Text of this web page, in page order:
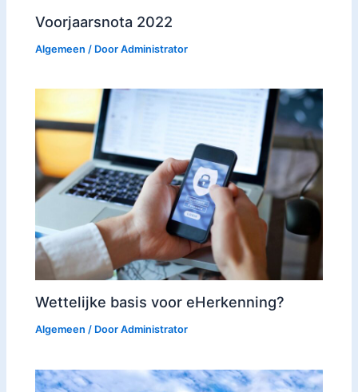
Voorjaarsnota 2022
Algemeen / DoorAdministrator
Wettelijke basis voor eHerkenning?
Algemeen / DoorAdministrator